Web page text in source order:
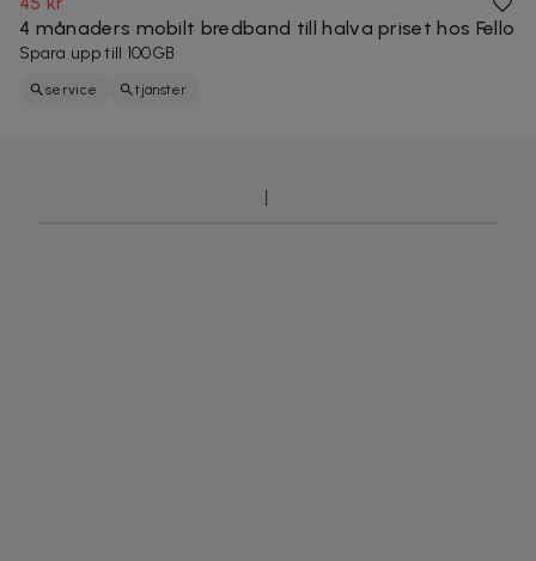
4 månaders mobilt bredband till halva priset hos Fello
Spara upp till 100GB
service tjänster